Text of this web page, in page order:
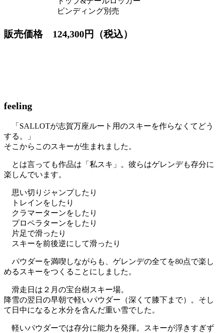
ビンディング別売
販売価格 124,300円（税込）
feeling
「SALLOTが志賀万座ルート用のスキーを作らなくてどう
する。」
そこからこのスキーが生まれました。
とは言っても作品は「私スキ」。彼らはゲレンデも存分に
楽しんでいます。
思い切りジャンプしたり
トレインをしたり
クラマーターンをしたり
プロペラターンをしたり
片足で滑ったり
スキーを前後逆にして滑ったり
パウダーを満喫しながらも、ゲレンデの全てを80点で楽し
めるスキーをつくることにしました。
滑走日は２月の宝台樹スキー場。
降雪の翌日の早朝で軽いパウダー（深くて膝下まで）。そし
て日中になると水分を含んだ重い雪でした。
軽いパウダーでは存分に能力を発揮。スキーが浮きすぎず